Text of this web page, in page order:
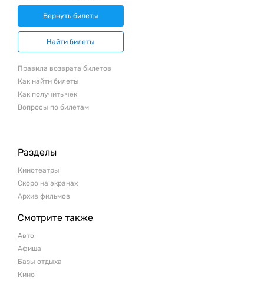
Вернуть билеты
Найти билеты
Правила возврата билетов
Как найти билеты
Как получить чек
Вопросы по билетам
Разделы
Кинотеатры
Скоро на экранах
Архив фильмов
Смотрите также
Авто
Афиша
Базы отдыха
Кино